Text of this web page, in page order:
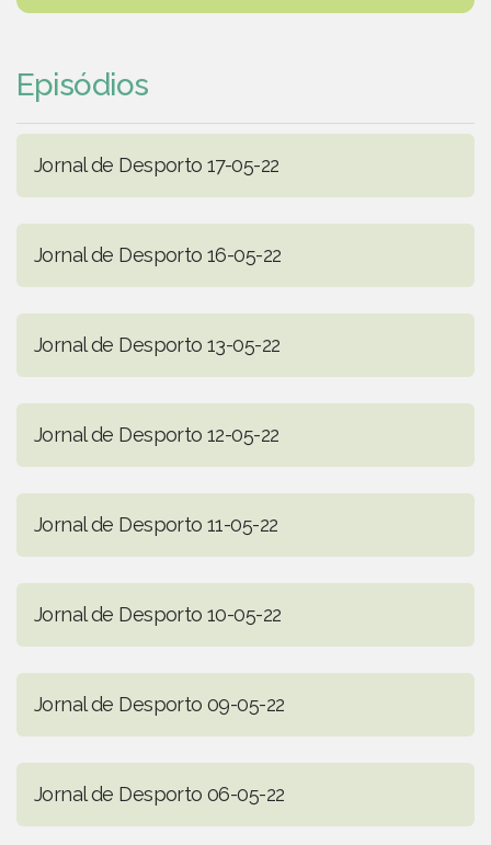
Episódios
Jornal de Desporto 17-05-22
Jornal de Desporto 16-05-22
Jornal de Desporto 13-05-22
Jornal de Desporto 12-05-22
Jornal de Desporto 11-05-22
Jornal de Desporto 10-05-22
Jornal de Desporto 09-05-22
Jornal de Desporto 06-05-22